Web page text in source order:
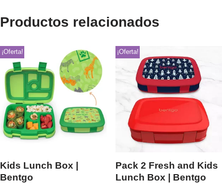
Productos relacionados
¡Oferta!
Kids Lunch Box |
Bentgo
¡Oferta!
Pack 2 Fresh and Kids
Lunch Box | Bentgo